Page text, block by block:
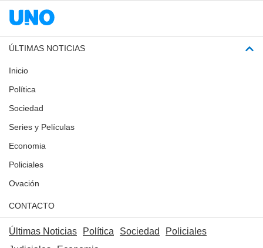
ÚLTIMAS NOTICIAS
Inicio
Política
Sociedad
Series y Películas
Economia
Policiales
Ovación
CONTACTO
Últimas Noticias Política Sociedad
Policiales